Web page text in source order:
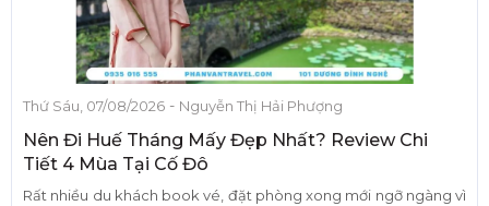
Thứ Sáu, 07/08/2026 - Nguyễn Thị Hải Phượng
Nên Đi Huế Tháng Mấy Đẹp Nhất? Review Chi
Tiết 4 Mùa Tại Cố Đô
Rất nhiều du khách book vé, đặt phòng xong mới ngỡ ngàng vì